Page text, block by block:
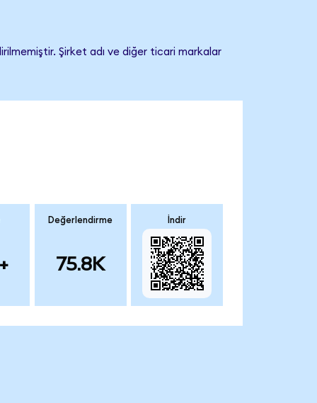
Şirket adı ve diğer ticari markalar
Değerlendirme
75.8K
İndir